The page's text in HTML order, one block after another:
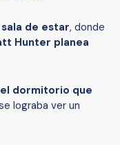
de estar, donde
Hunter planea
dormitorio que
lograba ver un